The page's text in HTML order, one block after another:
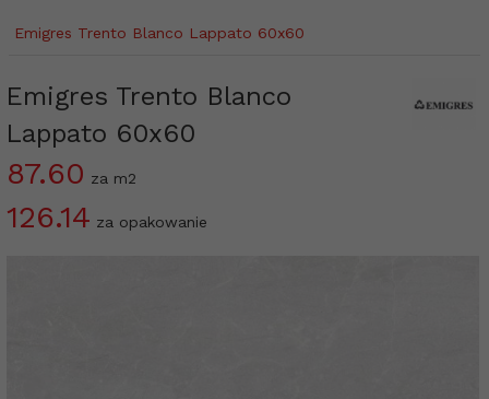
Emigres Trento Blanco Lappato 60x60
Emigres Trento Blanco
Lappato 60x60
87.60 za m2
126.14 za opakowanie